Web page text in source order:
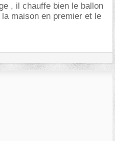
, il chauffe bien le ballon
maison en premier et le